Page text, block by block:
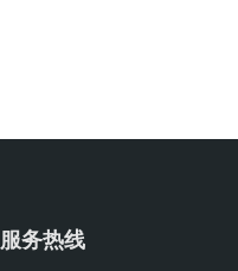
服务热线